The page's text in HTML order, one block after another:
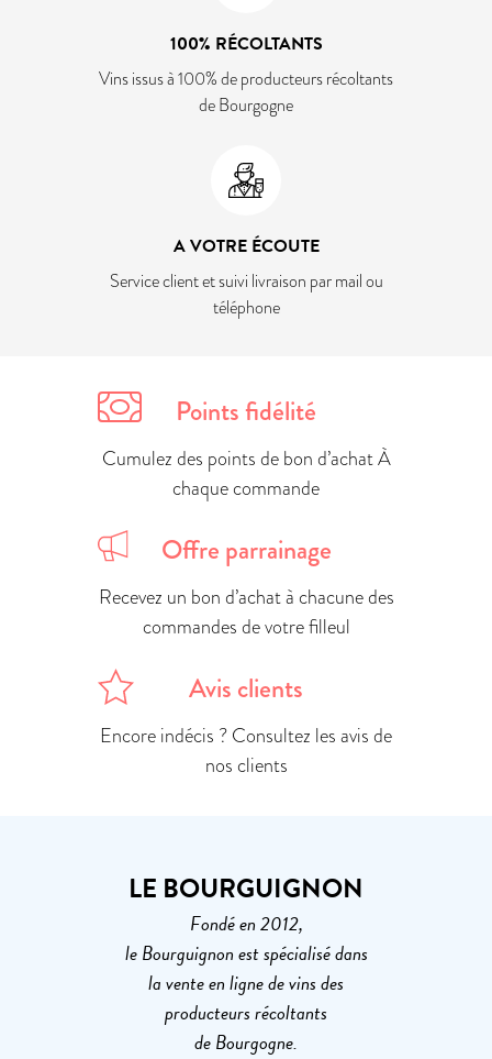
100% RÉCOLTANTS
Vins issus à 100% de producteurs récoltants
de Bourgogne
A VOTRE ÉCOUTE
Service client et suivi livraison par mail ou
téléphone
Points fidélité
Cumulez des points de bon d’achat À
chaque commande
Offre parrainage
Recevez un bon d’achat à chacune des
commandes de votre filleul
Avis clients
Encore indécis ? Consultez les avis de
nos clients
LE BOURGUIGNON
Fondé en 2012,
le Bourguignon est spécialisé dans
la vente en ligne de vins des
producteurs récoltants
de Bourgogne.